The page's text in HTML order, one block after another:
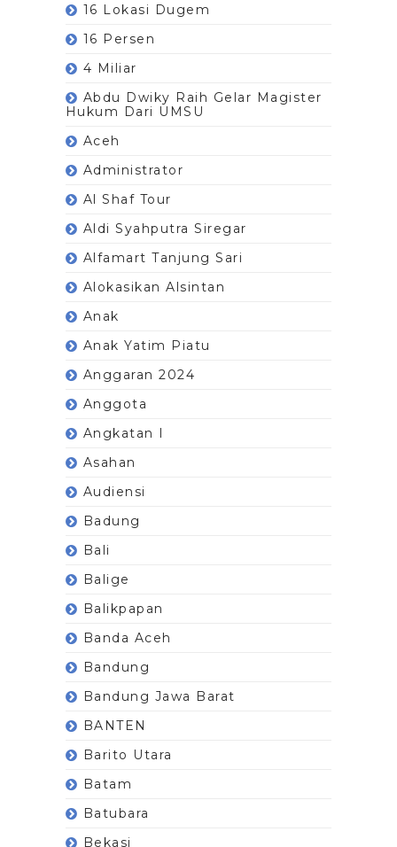
16 Lokasi Dugem
16 Persen
4 Miliar
Abdu Dwiky Raih Gelar Magister
Hukum Dari UMSU
Aceh
Administrator
Al Shaf Tour
Aldi Syahputra Siregar
Alfamart Tanjung Sari
Alokasikan Alsintan
Anak
Anak Yatim Piatu
Anggaran 2024
Anggota
Angkatan I
Asahan
Audiensi
Badung
Bali
Balige
Balikpapan
Banda Aceh
Bandung
Bandung Jawa Barat
BANTEN
Barito Utara
Batam
Batubara
Bekasi